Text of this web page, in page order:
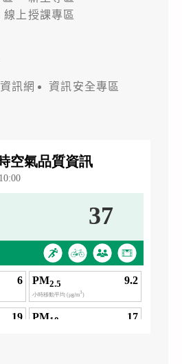
線上授課專區
訊網
資訊安全專區